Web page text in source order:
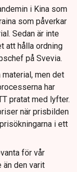
i Kina som
som påverkar
Sedan är inte
att hålla ordning
på Svevia.
men det
har
pratat med lyfter.
när prisbilden
i ett
för vår
än den varit